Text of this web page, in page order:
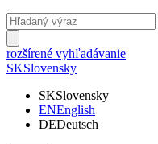
rozšírené vyhľadávanie
SKSlovensky
SKSlovensky
ENEnglish
DEDeutsch